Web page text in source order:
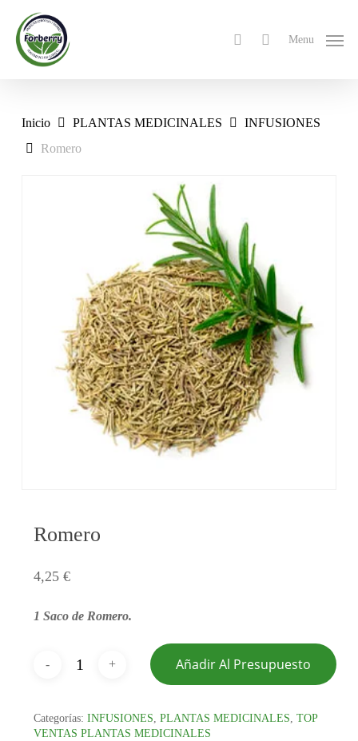
main
search Menu
Inicio PLANTAS MEDICINALES
INFUSIONES
Romero
Romero
4,25 €
1 Saco de Romero.
Añadir Al Presupuesto
Categorías: INFUSIONES, PLANTAS MEDICINALES, TOP
VENTAS PLANTAS MEDICINALES